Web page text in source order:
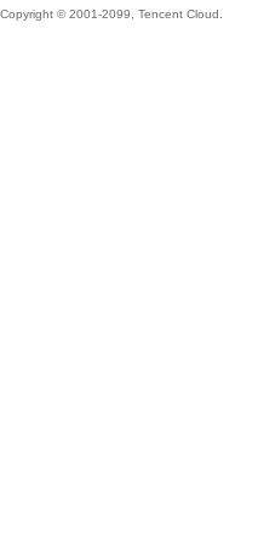
Copyright © 2001-2099, Tencent Cloud.